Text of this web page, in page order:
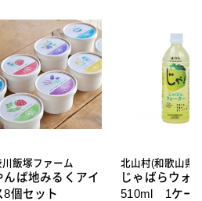
川飯塚ファーム
んば地みるくアイ
8個セット
北山村(和歌山県)
じゃばらウォ
510ml 1ケー